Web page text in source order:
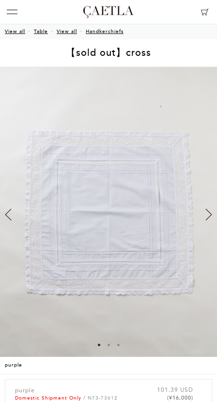
View all Table View all Handkerchiefs
【sold out】cross
purple
purple
Domestic Shipment Only / N73-73612
101.39 USD
(¥16,000)